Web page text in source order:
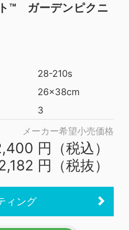
™ ガーデンピクニ
28-210s
26x38cm
3
メーカー希望小売価格
円（税込）
円（税抜）
ィング